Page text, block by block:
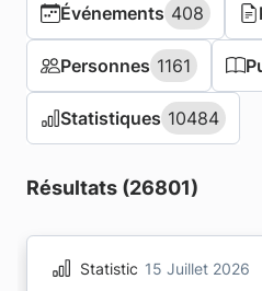
Événements 408
Événements 408
Personnes 1161
Personnes 1161
Statistiques 10484
Statistiques 10484
Résultats (26801)
Statistic 15 Juillet 2026